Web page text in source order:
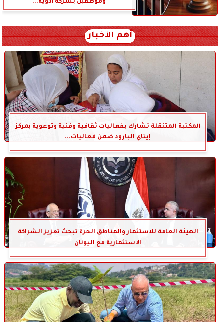
وموظفين بشركة أدوية...
أهم الأخبار
المكتبة المتنقلة تشارك بفعاليات ثقافية وفنية وتوعوية بمركز
إيتاي البارود ضمن فعاليات...
الهيئة العامة للاستثمار والمناطق الحرة تبحث تعزيز الشراكة
الاستثمارية مع اليونان